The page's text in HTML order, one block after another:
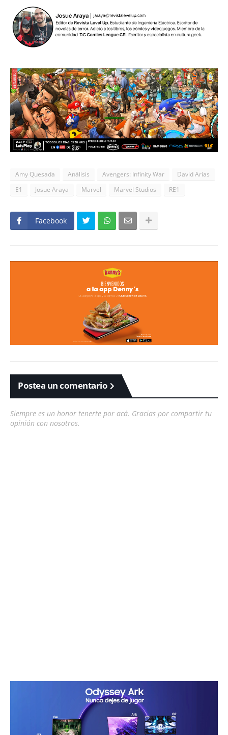
Amy Quesada Análisis Avengers: Infinity War
David Arias
E1
Josue Araya Marvel Marvel Studios RE1
Facebook
Postea un comentario
Siempre es un honor tenerte por acá. Gracias por compartir tu
opinión con nosotros.